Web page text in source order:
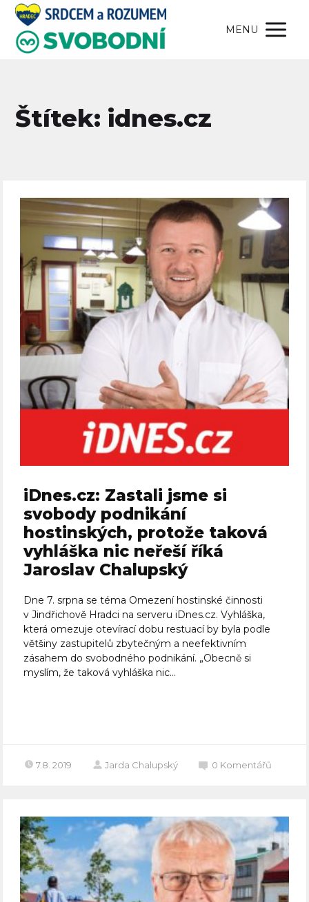
MENU
Štítek: idnes.cz
iDnes.cz: Zastali jsme si
svobody podnikání
hostinských, protože taková
vyhláška nic neřeší říká
Jaroslav Chalupský
Dne 7. srpna se téma Omezení hostinské činnosti
v Jindřichově Hradci na serveru iDnes.cz. Vyhláška,
která omezuje otevírací dobu restuací by byla podle
většiny zastupitelů zbytečným a neefektivním
zásahem do svobodného podnikání. „Obecně si
myslím, že taková vyhláška nic...
7.8. 2019 Jarda Chalupský 0 Komentářů